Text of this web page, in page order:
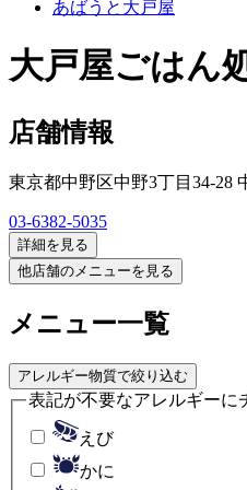
あばうと大戸屋
大戸屋ごはん
店舗情報
東京都中野区中野3丁目34-28
03-6382-5035
詳細を見る
他店舗のメニューを見る
メニュー一覧
アレルギー物質で絞り込む
表記が不要なアレルギーに
えび
かに